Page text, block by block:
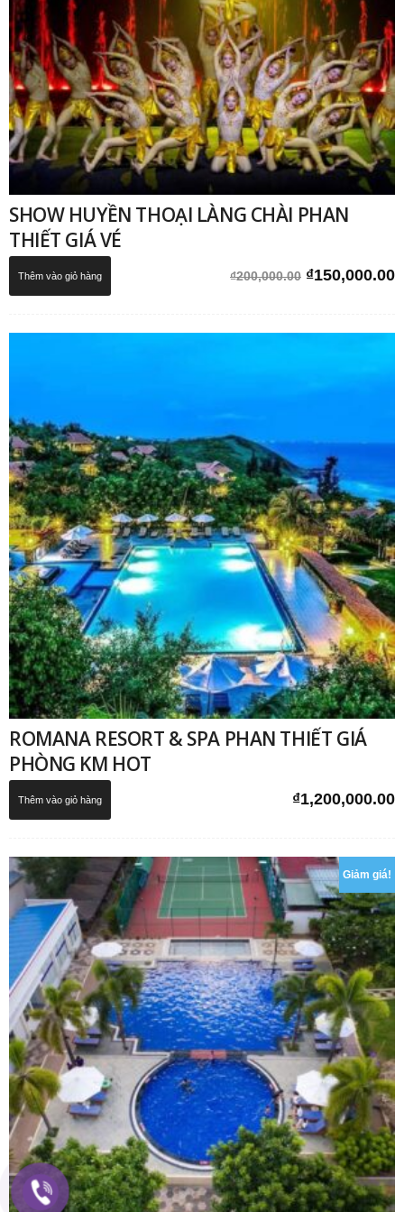
SHOW HUYỀN THOẠI LÀNG CHÀI PHAN
THIẾT GIÁ VÉ
₫200,000.00 Giá
₫200,000.00.
₫150,000.00
Thêm vào giỏ hàng
ROMANA RESORT & SPA PHAN THIẾT GIÁ
PHÒNG KM HOT
₫1,200,000.00
Thêm vào giỏ hàng
Giảm giá!